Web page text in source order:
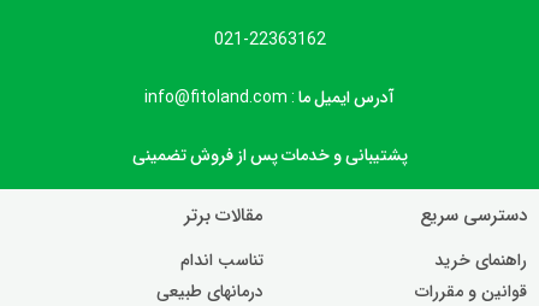
021-22363162
آدرس ایمیل ما : info@fitoland.com
پشتیبانی و خدمات پس از فروش تضمینی
دسترسی سریع
راهنمای خرید
قوانین و مقررات
مقالات برتر
تناسب اندام
درمانهای طبیعی